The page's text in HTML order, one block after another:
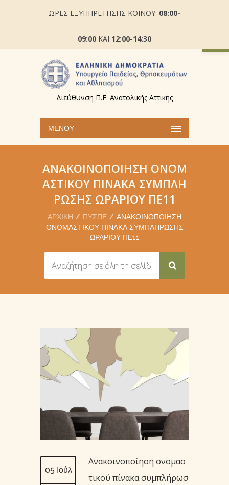
ΩΡΕΣ ΕΞΥΠΗΡΕΤΗΣΗΣ ΚΟΙΝΟΥ: 08:00-
09:00 ΚΑΙ 12:00-14:30
Διεύθυνση Π.Ε. Ανατολικής Αττικής
ΜΕΝΟΎ
ΑΝΑΚΟΙΝΟΠΟΊΗΣΗ ΟΝΟΜ
ΑΣΤΙΚΟΎ ΠΊΝΑΚΑ ΣΥΜΠΛΉ
ΡΩΣΗΣ ΩΡΑΡΊΟΥ ΠΕ11
ΑΡΧΙΚΉ ΠΥΣΠΕ
ΑΝΑΚΟΙΝΟΠΟΊΗΣΗ
ΟΝΟΜΑΣΤΙΚΟΎ ΠΊΝΑΚΑ ΣΥΜΠΛΉΡΩΣΗΣ
ΩΡΑΡΊΟΥ ΠΕ11
05 Ιούλ
Ανακοινοποίηση ονομασ
τικού πίνακα συμπλήρωσ